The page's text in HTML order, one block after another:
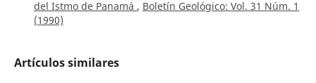
del Istmo de Panamá , Boletín Geológico: Vol. 31 Núm. 1
(1990)
Artículos similares